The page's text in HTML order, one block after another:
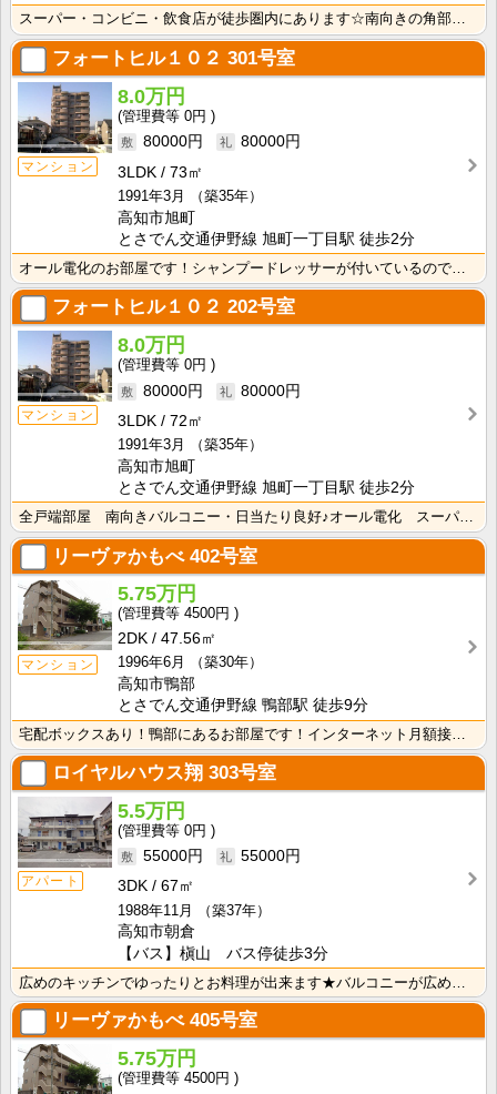
スーパー・コンビニ・飲食店が徒歩圏内にあります☆南向きの角部屋！静かな住環境で暮らしたい方にオススメ･･･
フォートヒル１０２ 301号室
マンション
8.0万円
0円
80000円
80000円
3LDK
73㎡
1991年3月
（築35年）
高知市旭町
とさでん交通伊野線 旭町一丁目駅 徒歩2分
フォートヒル１０２ 202号室
マンション
8.0万円
0円
80000円
80000円
3LDK
72㎡
1991年3月
（築35年）
高知市旭町
とさでん交通伊野線 旭町一丁目駅 徒歩2分
リーヴァかもべ402号室
マンション
5.75万円
4500円
2DK
47.56㎡
1996年6月
（築30年）
高知市鴨部
とさでん交通伊野線 鴨部駅 徒歩9分
ロイヤルハウス翔 303号室
アパート
5.5万円
0円
55000円
55000円
3DK
67㎡
1988年11月
（築37年）
高知市朝倉
【バス】槇山 バス停徒歩3分
リーヴァかもべ405号室
5.75万円
4500円